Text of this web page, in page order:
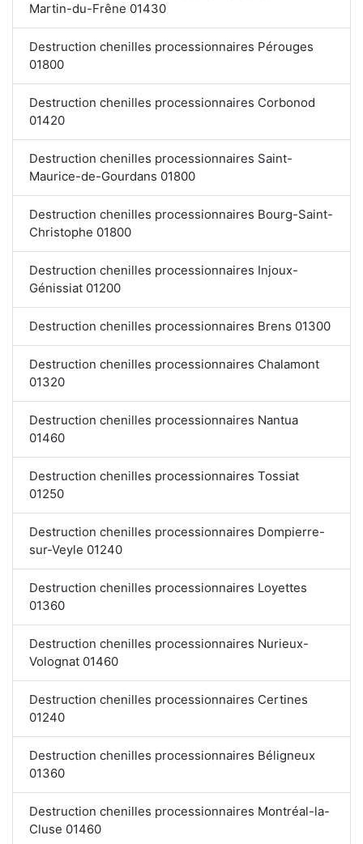
Martin-du-Frêne 01430
Destruction chenilles processionnaires Pérouges
01800
Destruction chenilles processionnaires Corbonod
01420
Destruction chenilles processionnaires Saint-
Maurice-de-Gourdans 01800
Destruction chenilles processionnaires Bourg-Saint-
Christophe 01800
Destruction chenilles processionnaires Injoux-
Génissiat 01200
Destruction chenilles processionnaires Brens 01300
Destruction chenilles processionnaires Chalamont
01320
Destruction chenilles processionnaires Nantua
01460
Destruction chenilles processionnaires Tossiat
01250
Destruction chenilles processionnaires Dompierre-
sur-Veyle 01240
Destruction chenilles processionnaires Loyettes
01360
Destruction chenilles processionnaires Nurieux-
Volognat 01460
Destruction chenilles processionnaires Certines
01240
Destruction chenilles processionnaires Béligneux
01360
Destruction chenilles processionnaires Montréal-la-
Cluse 01460